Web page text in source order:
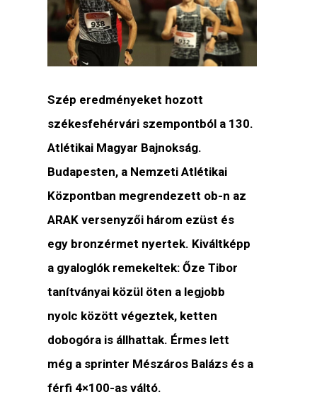
Szép eredményeket hozott
székesfehérvári szempontból a 130.
Atlétikai Magyar Bajnokság.
Budapesten, a Nemzeti Atlétikai
Központban megrendezett ob-n az
ARAK versenyzői három ezüst és
egy bronzérmet nyertek. Kiváltképp
a gyaloglók remekeltek: Őze Tibor
tanítványai közül öten a legjobb
nyolc között végeztek, ketten
dobogóra is állhattak. Érmes lett
még a sprinter Mészáros Balázs és a
férfi 4×100-as váltó.